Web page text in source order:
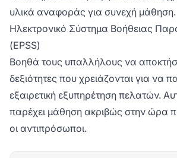
υλικά αναφοράς για συνεχή μάθηση.
Ηλεκτρονικό Σύστημα Βοήθειας
(EPSS)
Βοηθά τους υπαλλήλους να
δεξιότητες που χρειάζονται για να
εξαιρετική εξυπηρέτηση πελατών.
παρέχει μάθηση ακριβώς στην ώρα
οι αντιπρόσωποι.